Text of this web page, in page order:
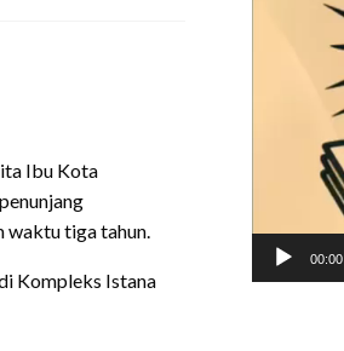
Ibu Kota
waktu tiga tahun.
Kompleks Istana
00:00